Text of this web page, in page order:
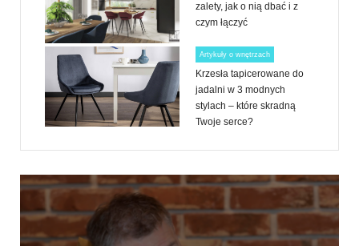
zalety, jak o nią dbać i z
czym łączyć
Artykuły o wnętrzach
Krzesła tapicerowane do
jadalni w 3 modnych
stylach – które skradną
Twoje serce?